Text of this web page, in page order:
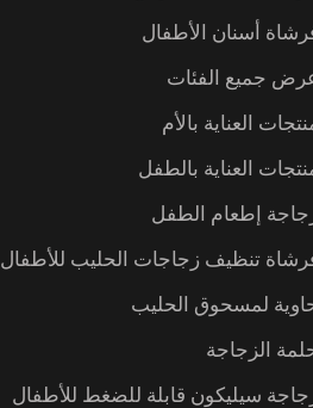
أسنان الأطفال
جميع الفئات
العناية بالأم
العناية بالطفل
إطعام الطفل
تنظيف زجاجات الحليب للأطفال
لمسحوق الحليب
الزجاجة
سيليكون قابلة للضغط للأطفال